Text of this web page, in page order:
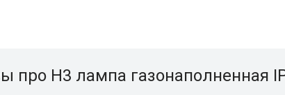
про H3 лампа газонаполненная